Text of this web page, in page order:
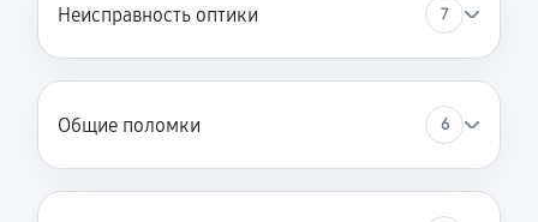
Неисправность оптики 7
Общие поломки 6